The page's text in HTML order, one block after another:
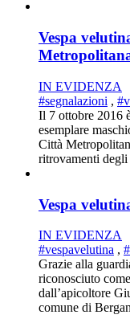
Vespa
IN EVIDENZA
#segnalazioni ,
Il 7 ottobre 2016
esemplare
Città
ritrovamenti degli
Vespa
IN EVIDENZA
#vespavelutina ,
Grazie alla
riconosciuto
dall’apicoltore
comune di